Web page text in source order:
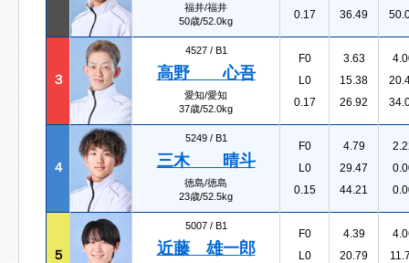
福井/福井
50歳/52.0kg
0.17
36.49
３
4527 / B1
高野 心吾
愛知/愛知
37歳/52.0kg
F0
L0
0.17
3.63
15.38
26.92
４
5249 / B1
三木 晴斗
徳島/徳島
23歳/52.5kg
F0
L0
0.15
4.79
29.47
44.21
５
5007 / B1
近藤 雄一郎
F0
L0
4.39
20.79